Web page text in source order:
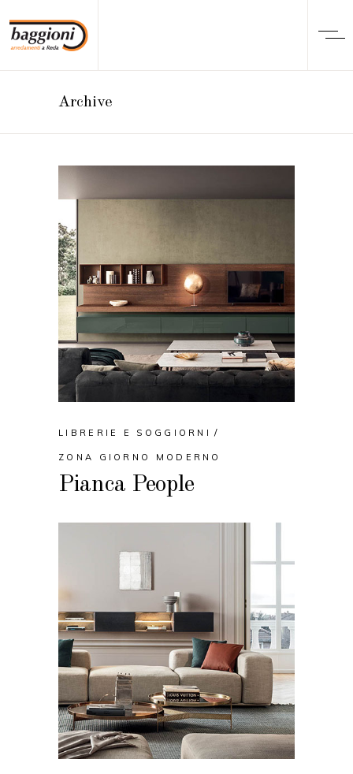
Archive
LIBRERIE E SOGGIORNI
ZONA GIORNO MODERNO
Pianca People